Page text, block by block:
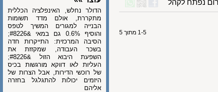
נפתח לקהל
הדולר נחלש, האינפלציה הכללית
מתקררת, אולם מדד תשומות
הבנייה למגורים המשיך לטפס
והוסיף 0.6% גם במאי &#8226;
הסיבה המרכזית: התייקרות חדה
בשכר העבודה, שמקזזת את
השפעת היבוא הזול &#8226;
העליות לאו דווקא מורגשות בכיס
של רוכשי הדירות, אבל הצרות של
היזמים יכולות להתגלגל בחזרה
אליהם